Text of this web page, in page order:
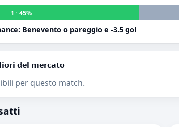
1 · 45%
Benevento o pareggio e -3.5 gol
del mercato
per questo match.